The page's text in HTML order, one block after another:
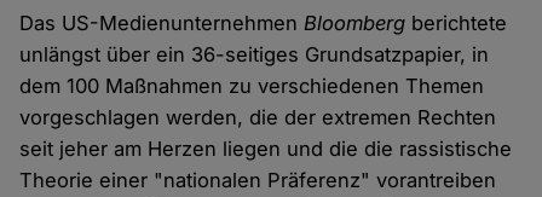
Das US-Medienunternehmen Bloomberg berichtete
unlängst über ein 36-seitiges Grundsatzpapier, in
dem 100 Maßnahmen zu verschiedenen Themen
vorgeschlagen werden, die der extremen Rechten
seit jeher am Herzen liegen und die die rassistische
Theorie einer "nationalen Präferenz" vorantreiben